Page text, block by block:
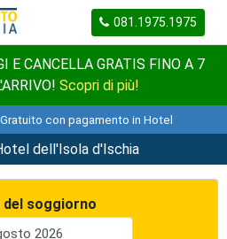
081.1975.1975
E CANCELLA GRATIS FINO A 7
Scopri di più!
con pagamento in Hotel
dell'Isola d'Ischia
del soggiorno